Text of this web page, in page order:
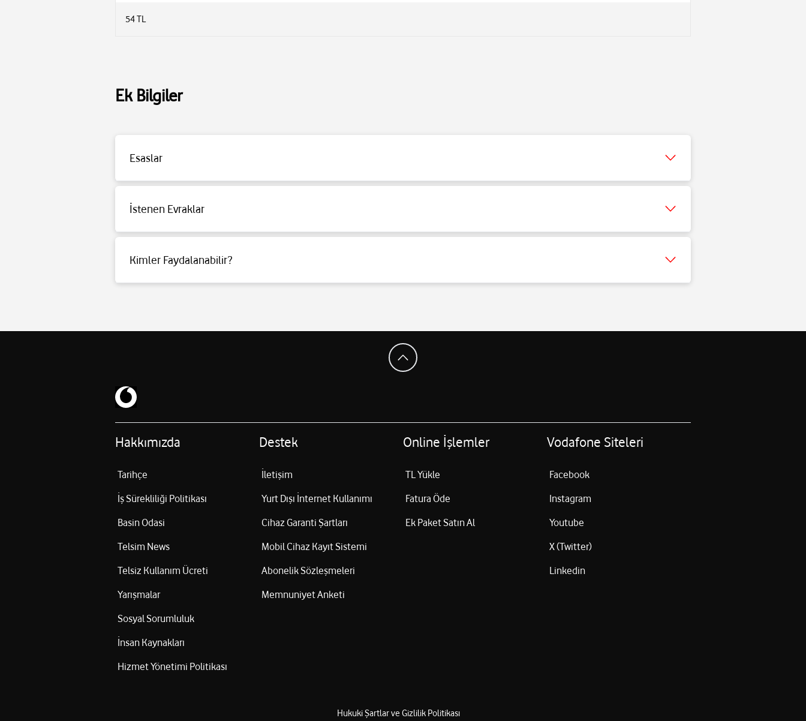
54 TL
Ek Bilgiler
Esaslar
Detaylı bilgi için tıklayınız.
İstenen Evraklar
Detaylı bilgi için tıklayınız.
Kimler Faydalanabilir?
Detaylı bilgi için tıklayınız.
Hakkımızda
Tarihçe
İş Sürekliliği Politikası
Basin Odasi
Telsim News
Telsiz Kullanım Ücreti
Yarışmalar
Sosyal Sorumluluk
İnsan Kaynakları
Hizmet Yönetimi Politikası
Destek
İletişim
Yurt Dışı İnternet Kullanımı
Cihaz Garanti Şartları
Mobil Cihaz Kayıt Sistemi
Abonelik Sözleşmeleri
Memnuniyet Anketi
Online İşlemler
TL Yükle
Fatura Öde
Ek Paket Satın Al
Vodafone Siteleri
Facebook
Instagram
Youtube
X (Twitter)
Linkedin
Hukuki Şartlar ve Gizlilik Politikası